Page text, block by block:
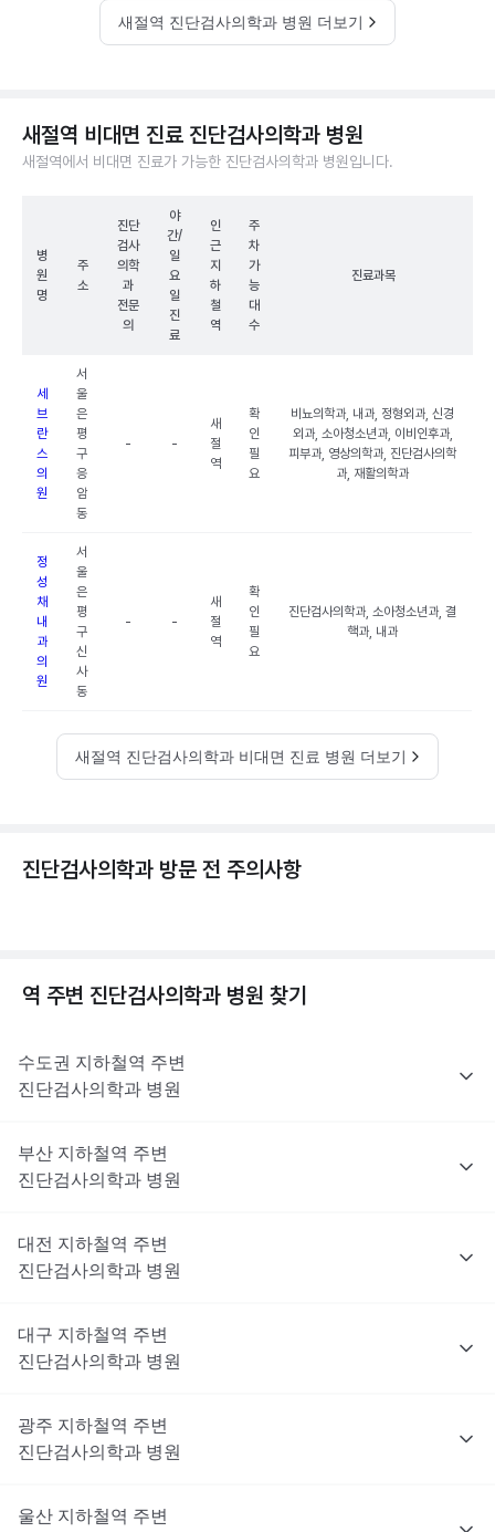
새절역 진단검사의학과 병원 더보기
새절역 비대면 진료 진단검사의학과 병원
새절역에서 비대면 진료가 가능한 진단검사의학과 병원입니다.
병
원
명
주
소
진단
검사
의학
과
전문
의
야
간/
일
요
일
진
료
인
근
지
하
철
역
주
차
가
능
대
수
진료과목
세
브
란
스
의
원
서
울
은
평
구
응
암
동
- -
새
절
역
확
인
필
요
비뇨의학과, 내과, 정형외과, 신경
외과, 소아청소년과, 이비인후과,
피부과, 영상의학과, 진단검사의학
과, 재활의학과
정
성
채
내
과
의
원
서
울
은
평
구
신
사
동
- -
새
절
역
확
인
필
요
진단검사의학과, 소아청소년과, 결
핵과, 내과
새절역 진단검사의학과 비대면 진료 병원 더보기
진단검사의학과 방문 전 주의사항
역 주변 진단검사의학과 병원 찾기
수도권 지하철역 주변
진단검사의학과 병원
부산 지하철역 주변
진단검사의학과 병원
대전 지하철역 주변
진단검사의학과 병원
대구 지하철역 주변
진단검사의학과 병원
광주 지하철역 주변
진단검사의학과 병원
울산 지하철역 주변